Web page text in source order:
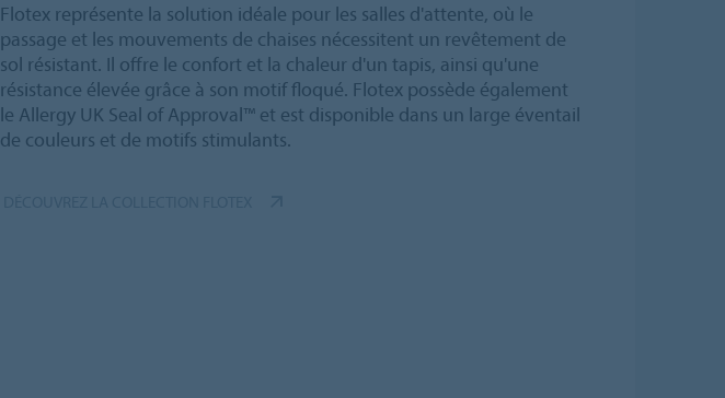
Flotex représente la solution idéale pour les salles d'attente, où le
passage et les mouvements de chaises nécessitent un revêtement de
sol résistant. Il offre le confort et la chaleur d'un tapis, ainsi qu'une
résistance élevée grâce à son motif floqué. Flotex possède également
le Allergy UK Seal of Approval™ et est disponible dans un large éventail
de couleurs et de motifs stimulants.